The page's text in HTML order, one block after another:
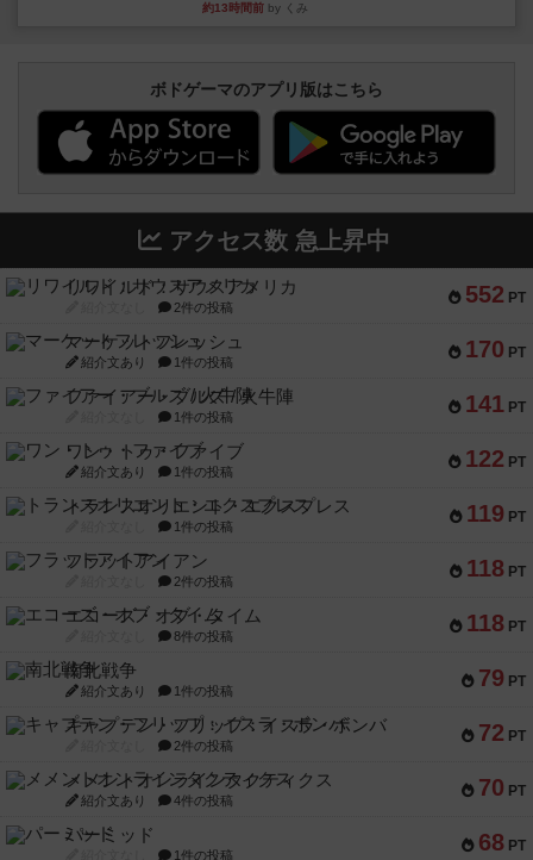
約13時間前 by くみ
ボドゲーマのアプリ版はこちら
アクセス数 急上昇中
552 PT
リワイルド：サウスアメリカ
2件の投稿
170 PT
マーケットフレッシュ
紹介文あり 1件の投稿
141 PT
ファイアー・ブルズ / 火牛陣
1件の投稿
122 PT
ワン・トゥ・ファイブ
紹介文あり 1件の投稿
119 PT
トランスオリエント・エクスプレス
1件の投稿
118 PT
フラットアイアン
2件の投稿
118 PT
エコーズ・オブ・タイム
8件の投稿
79 PT
南北戦争
紹介文あり 1件の投稿
72 PT
キャプテン・フリップ：イスラ・ボンバ
2件の投稿
70 PT
メメントオンラインタクティクス
紹介文あり 4件の投稿
68 PT
パーミッド
1件の投稿